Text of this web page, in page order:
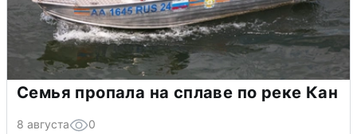
Семья пропала на сплаве по реке Кан
8 августа 0